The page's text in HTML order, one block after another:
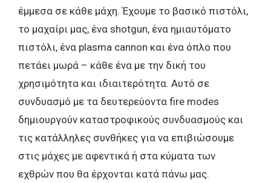
έμμεσα σε κάθε μάχη. Έχουμε το βασικό πιστόλι,
το μαχαίρι μας, ένα shotgun, ένα ημιαυτόματο
πιστόλι, ένα plasma cannon και ένα όπλο που
πετάει μωρά – κάθε ένα με την δική του
χρησιμότητα και ιδιαιτερότητα. Αυτό σε
συνδυασμό με τα δευτερεύοντα fire modes
δημιουργούν καταστροφικούς συνδυασμούς και
τις κατάλληλες συνθήκες για να επιβιώσουμε
στις μάχες με αφεντικά ή στα κύματα των
εχθρών που θα έρχονται κατά πάνω μας.